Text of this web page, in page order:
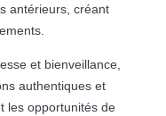
antérieurs, créant
et bienveillance,
authentiques et
les opportunités de